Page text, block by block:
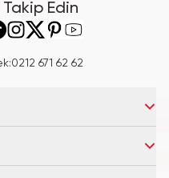
Takip Edin
:0212 671 62 62